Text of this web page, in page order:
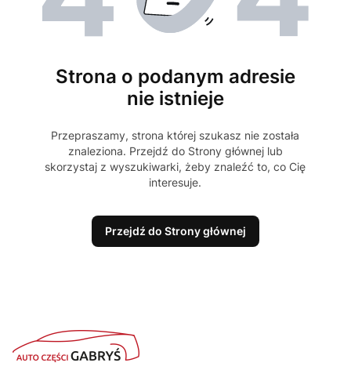
Strona o podanym adresie
nie istnieje
Przepraszamy, strona której szukasz nie została
znaleziona. Przejdź do Strony głównej lub
skorzystaj z wyszukiwarki, żeby znaleźć to, co Cię
interesuje.
Przejdź do Strony głównej